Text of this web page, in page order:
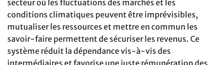
secteur où les fluctuations des marchés et les
conditions climatiques peuvent être imprévisibles,
mutualiser les ressources et mettre en commun les
savoir-faire permettent de sécuriser les revenus. Ce
système réduit la dépendance vis-à-vis des